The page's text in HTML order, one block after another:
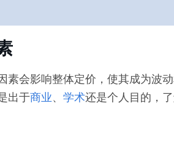
素会影响整体定价，使其成为波
出于商业、 学术还是个人目的，